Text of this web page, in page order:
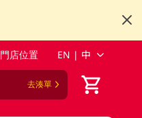
門店位置 EN | 中
去湊單